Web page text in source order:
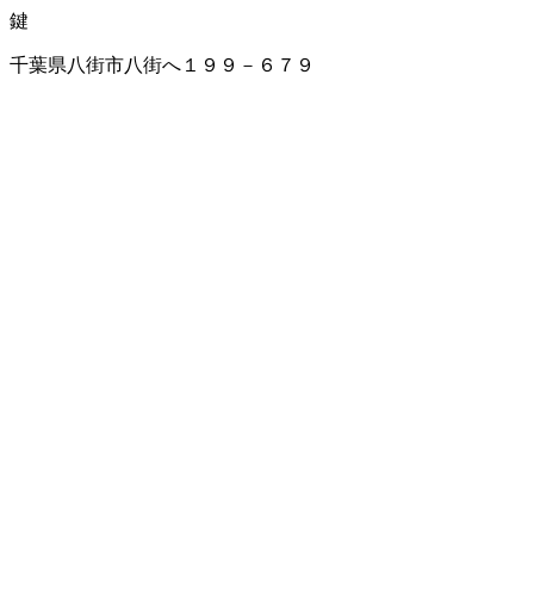
鍵
千葉県八街市八街へ１９９－６７９